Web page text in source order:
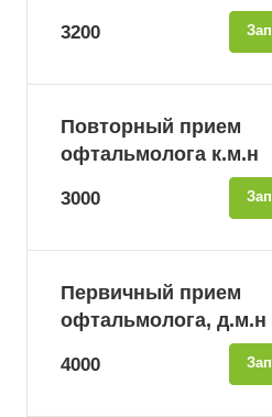
3200
Повторный прием
офтальмолога к.м.н
3000
Первичный прием
офтальмолога, д.м.н
4000